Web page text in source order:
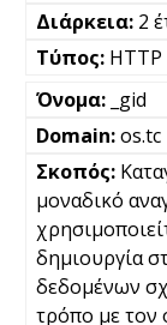
2
HTTP
_gid
os.tc
μοναδικό
δημιουργία
δεδομένων
τρόπο με τον